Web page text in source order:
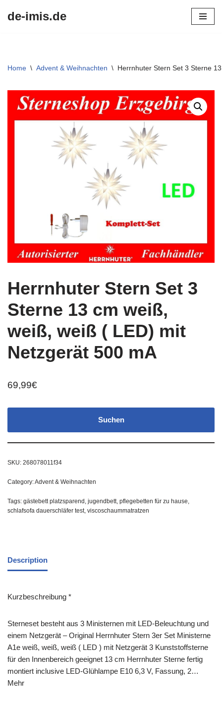
de-imis.de
Home \ Advent & Weihnachten \ Herrnhuter Stern Set 3 Sterne
Herrnhuter Stern Set 3
Sterne 13 cm weiß,
weiß, weiß ( LED) mit
Netzgerät 500 mA
69,99€
Suchen
SKU: 268078011f34
Category:Advent & Weihnachten
Tags: gästebett platzsparend , jugendbett, pflegebetten für zu hause,
schlafsofa dauerschläfer test, viscoschaummatratzen
Description
Kurzbeschreibung *
Sterneset besteht aus 3 Ministernen mit LED-Beleuchtung und
einem Netzgerät – Original Herrnhuter Stern 3er Set Ministerne
A1e weiß, weiß, weiß ( LED ) mit Netzgerät 3 Kunststoffsterne
für den Innenbereich geeignet 13 cm Herrnhuter Sterne fertig
montiert inclusive LED-Glühlampe E10 6,3 V, Fassung, 2…
Mehr